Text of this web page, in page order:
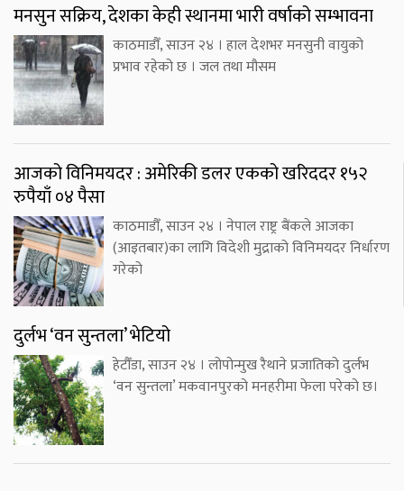
मनसुन सक्रिय, देशका केही स्थानमा भारी वर्षाको सम्भावना
काठमाडौँ, साउन २४ । हाल देशभर मनसुनी वायुको
प्रभाव रहेको छ । जल तथा मौसम
आजको विनिमयदर : अमेरिकी डलर एकको खरिददर १५२
रुपैयाँ ०४ पैसा
काठमाडौँ, साउन २४ । नेपाल राष्ट्र बैंकले आजका
(आइतबार)का लागि विदेशी मुद्राको विनिमयदर निर्धारण
गरेको
दुर्लभ ‘वन सुन्तला’ भेटियो
हेटौँडा, साउन २४ । लोपोन्मुख रैथाने प्रजातिको दुर्लभ
‘वन सुन्तला’ मकवानपुरको मनहरीमा फेला परेको छ।